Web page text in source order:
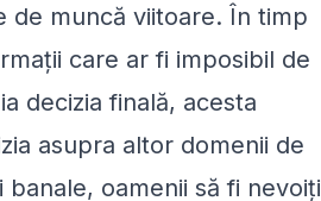
de muncă viitoare. În timp
care ar fi imposibil de
decizia finală, acesta
asupra altor domenii de
oamenii să fi nevoiți